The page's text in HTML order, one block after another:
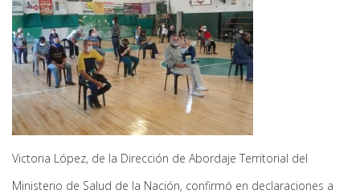
Victoria López, de la Dirección de Abordaje Territorial del
Ministerio de Salud de la Nación, confirmó en declaraciones a